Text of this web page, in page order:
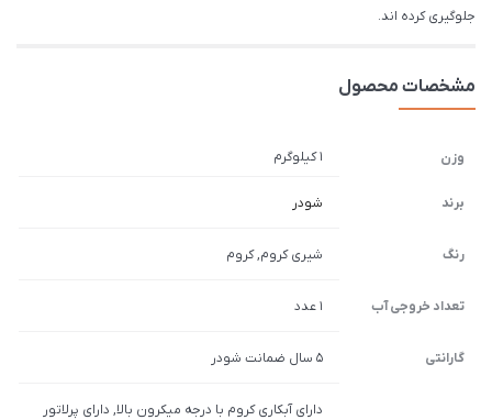
جلوگیری کرده اند.
مشخصات محصول
وزن 1 کیلوگرم
برند شودر
رنگ شیری کروم, کروم
تعداد خروجی آب 1 عدد
گارانتی 5 سال ضمانت شودر
دارای آبکاری کروم با درجه میکرون بالا, دارای پرلاتور